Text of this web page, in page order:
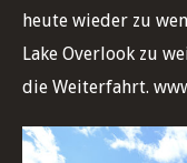
heute wieder zu
Lake Overlook zu
die Weiterfahrt.